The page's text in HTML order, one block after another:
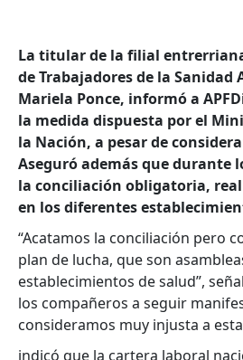
La titular de la filial
de Trabajadores de la Sanidad
Mariela Ponce, informó a
la medida dispuesta por el
la Nación, a pesar de
Aseguró además que durante
la conciliación obligatoria,
en los diferentes
“Acatamos la conciliación pero
plan de lucha, que son
establecimientos de salud”,
los compañeros a seguir
consideramos muy injusta a
indicó que la cartera laboral